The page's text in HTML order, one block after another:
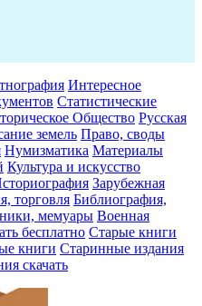
Интересное
Статистические
Общество Русская
земель Право, своды
Нумизматика Материалы
Культура и искусство
Зарубежная
торговля Библиография,
мемуары Военная
бесплатно Старые книги
книги Старинные издания
скачать